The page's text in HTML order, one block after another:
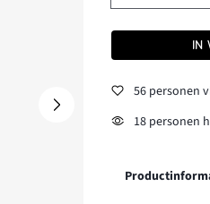
IN
56 personen
18 personen